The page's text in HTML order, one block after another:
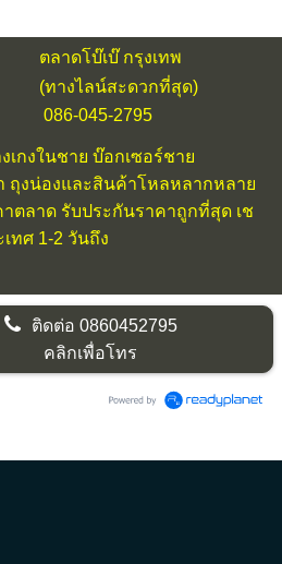
ตลาดโบ๊เบ๊ กรุงเทพ
(ทางไลน์สะดวกที่สุด)
086-045-2795
เกงในชาย บ๊อกเซอร์ชาย
ถุงน่องและสินค้าโหลหลากหลาย
ตลาด รับประกันราคาถูกที่สุด เช
ทศ 1-2 วันถึง
ติดต่อ 0860452795
คลิกเพื่อโทร